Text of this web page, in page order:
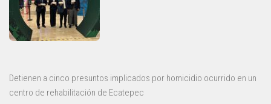
Detienen a cinco presuntos implicados por homicidio ocurrido en un
centro de rehabilitación de Ecatepec